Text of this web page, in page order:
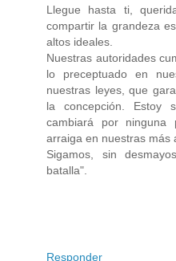
Llegue hasta ti,
compartir la grandeza
altos ideales.
Nuestras autoridades
lo preceptuado en
nuestras leyes, que
la concepción. Estoy
cambiará por ninguna
arraiga en nuestras más
Sigamos, sin
batalla".
Responder